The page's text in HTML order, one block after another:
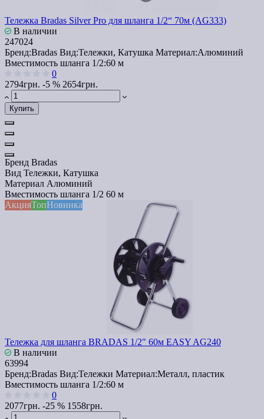
Тележка Bradas Silver Pro для шланга 1/2“ 70м (AG333)
В наличии
247024
Бренд:Bradas Вид:Тележки, Катушка Материал:Алюминий
Вместимость шланга 1/2:60 м
0
2794грн. -5 % 2654грн.
Купить
Бренд Bradas
Вид Тележки, Катушка
Материал Алюминий
Вместимость шланга 1/2 60 м
АкцияТопНовинка
Тележка для шланга BRADAS 1/2" 60м EASY AG240
В наличии
63994
Бренд:Bradas Вид:Тележки Материал:Металл, пластик
Вместимость шланга 1/2:60 м
0
2077грн. -25 % 1558грн.